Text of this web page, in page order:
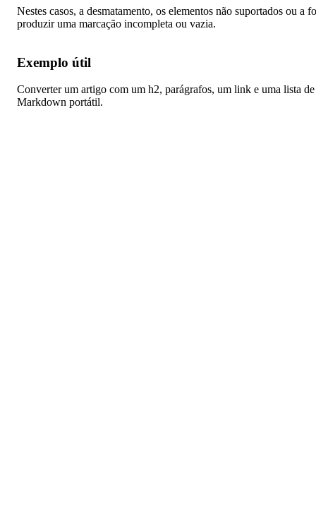
Nestes casos, a desmatamento, os elementos não suportados ou a
produzir uma marcação incompleta ou vazia.
Exemplo útil
Converter um artigo com um h2, parágrafos, um link e uma lista
Markdown portátil.